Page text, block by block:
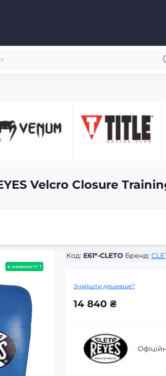
Velcro Closure
в наявності: 1
Код: E61*-CLETO Бренд:
Знайшли дешевше?
14 840 ₴